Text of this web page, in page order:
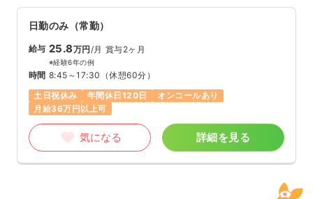
日勤のみ（常勤）
給与 25.8万円/月 賞与2ヶ月
※経験6年の例
時間 8:45～17:30 （休憩60分）
土日祝休み
年間休日120日
オンコールあり
月給36万円以上可
気になる 詳細を見る